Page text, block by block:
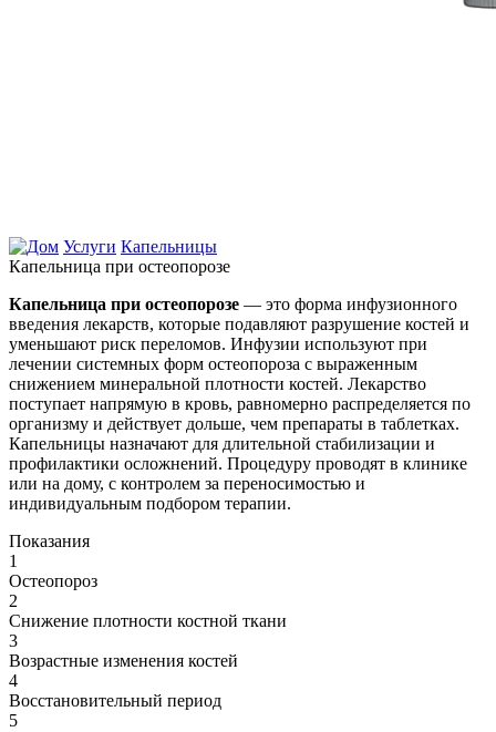
Услуги Капельницы
Капельница при остеопорозе
Капельница при остеопорозе — это форма инфузионного
введения лекарств, которые подавляют разрушение костей и
уменьшают риск переломов. Инфузии используют при
лечении системных форм остеопороза с выраженным
снижением минеральной плотности костей. Лекарство
поступает напрямую в кровь, равномерно распределяется по
организму и действует дольше, чем препараты в таблетках.
Капельницы назначают для длительной стабилизации и
профилактики осложнений. Процедуру проводят в клинике
или на дому, с контролем за переносимостью и
индивидуальным подбором терапии.
Показания
1
Остеопороз
2
Снижение плотности костной ткани
3
Возрастные изменения костей
4
Восстановительный период
5